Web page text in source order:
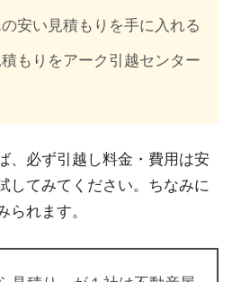
安い見積もりを手に入れる
もりをアーク引越センター
、必ず引越し料金・費用は安
してみてください。ちなみに
られます。